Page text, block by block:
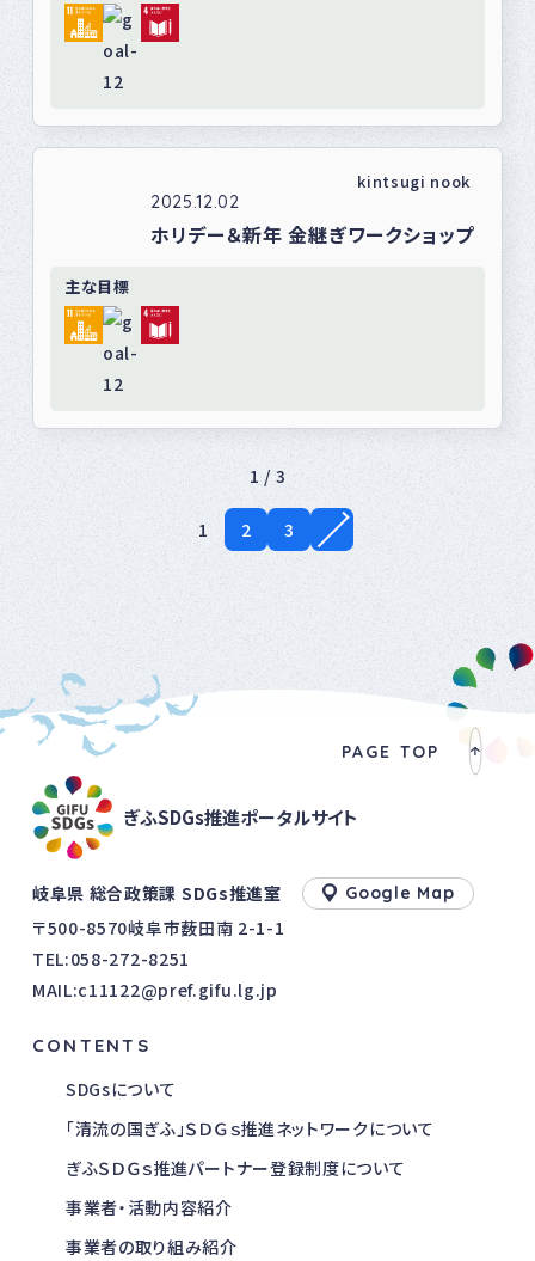
kintsugi nook
2025.12.02
ホリデー＆新年 金継ぎワークショップ
主な目標
1 / 3
1 2 3
PAGE TOP
ぎふSDGs推進ポータルサイト
岐阜県 総合政策課 SDGs推進室 Google Map
〒500-8570岐阜市薮田南 2-1-1
TEL:058-272-8251
MAIL:c11122@pref.gifu.lg.jp
CONTENTS
SDGsについて
「清流の国ぎふ」ＳＤＧｓ推進ネットワークについて
ぎふＳＤＧｓ推進パートナー登録制度について
事業者・活動内容紹介
事業者の取り組み紹介